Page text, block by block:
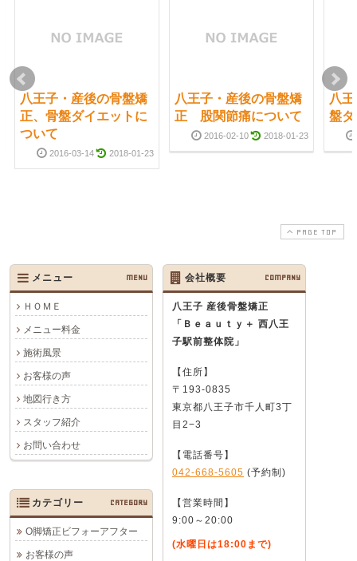
八王子・産後の骨盤矯
正、骨盤ダイエットに
ついて
2016-03-14 2018-01-23
八王子・産後の骨盤矯
正 股関節痛について
2016-02-10 2018-01-23
八
盤
PAGE TOP
メニュー MENU
ＨＯＭＥ
メニュー料金
施術風景
お客様の声
地図行き方
スタッフ紹介
お問い合わせ
会社概要 COMPANY
八王子 産後骨盤矯正
「Ｂｅａｕｔｙ＋ 西八王
子駅前整体院」
【住所】
〒193-0835
東京都八王子市千人町3丁
目2−3
【電話番号】
042-668-5605 (予約制)
【営業時間】
9:00～20:00
(水曜日は18:00まで)
カテゴリー CATEGORY
O脚矯正ビフォーアフター
お客様の声